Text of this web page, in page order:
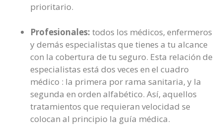
prioritario.
Profesionales: todos los médicos, enfermeros
y demás especialistas que tienes a tu alcance
con la cobertura de tu seguro. Esta relación de
especialistas está dos veces en el cuadro
médico : la primera por rama sanitaria, y la
segunda en orden alfabético. Así, aquellos
tratamientos que requieran velocidad se
colocan al principio la guía médica.